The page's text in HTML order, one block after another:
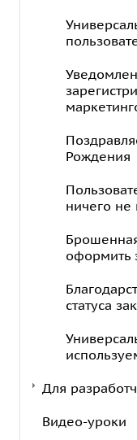
Рождения
ничего не
оформить
статуса
Для
Видео-уроки